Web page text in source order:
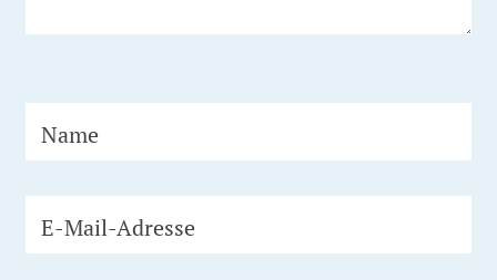
Name
E-Mail-Adresse